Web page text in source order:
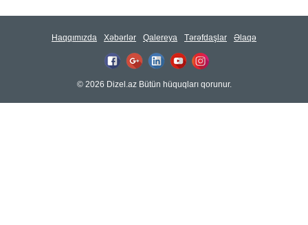
Haqqımızda Xəbərlər Qalereya Tərəfdaşlar Əlaqə
© 2026 Dizel.az Bütün hüquqları qorunur.